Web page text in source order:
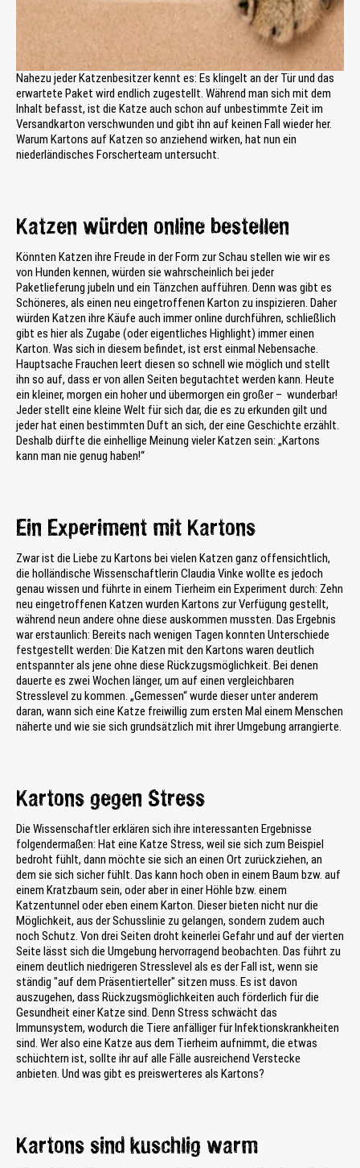
Nahezu jeder Katzenbesitzer kennt es: Es klingelt an der Tür und das
erwartete Paket wird endlich zugestellt. Während man sich mit dem
Inhalt befasst, ist die Katze auch schon auf unbestimmte Zeit im
Versandkarton verschwunden und gibt ihn auf keinen Fall wieder her.
Warum Kartons auf Katzen so anziehend wirken, hat nun ein
niederländisches Forscherteam untersucht.
Katzen würden online bestellen
Könnten Katzen ihre Freude in der Form zur Schau stellen wie wir es
von Hunden kennen, würden sie wahrscheinlich bei jeder
Paketlieferung jubeln und ein Tänzchen aufführen. Denn was gibt es
Schöneres, als einen neu eingetroffenen Karton zu inspizieren. Daher
würden Katzen ihre Käufe auch immer online durchführen, schließlich
gibt es hier als Zugabe (oder eigentliches Highlight) immer einen
Karton. Was sich in diesem befindet, ist erst einmal Nebensache.
Hauptsache Frauchen leert diesen so schnell wie möglich und stellt
ihn so auf, dass er von allen Seiten begutachtet werden kann. Heute
ein kleiner, morgen ein hoher und übermorgen ein großer – wunderbar!
Jeder stellt eine kleine Welt für sich dar, die es zu erkunden gilt und
jeder hat einen bestimmten Duft an sich, der eine Geschichte erzählt.
Deshalb dürfte die einhellige Meinung vieler Katzen sein: „Kartons
kann man nie genug haben!“
Ein Experiment mit Kartons
Zwar ist die Liebe zu Kartons bei vielen Katzen ganz offensichtlich,
die holländische Wissenschaftlerin Claudia Vinke wollte es jedoch
genau wissen und führte in einem Tierheim ein Experiment durch: Zehn
neu eingetroffenen Katzen wurden Kartons zur Verfügung gestellt,
während neun andere ohne diese auskommen mussten. Das Ergebnis
war erstaunlich: Bereits nach wenigen Tagen konnten Unterschiede
festgestellt werden: Die Katzen mit den Kartons waren deutlich
entspannter als jene ohne diese Rückzugsmöglichkeit. Bei denen
dauerte es zwei Wochen länger, um auf einen vergleichbaren
Stresslevel zu kommen. „Gemessen“ wurde dieser unter anderem
daran, wann sich eine Katze freiwillig zum ersten Mal einem Menschen
näherte und wie sie sich grundsätzlich mit ihrer Umgebung arrangierte.
Kartons gegen Stress
Die Wissenschaftler erklären sich ihre interessanten Ergebnisse
folgendermaßen: Hat eine Katze Stress, weil sie sich zum Beispiel
bedroht fühlt, dann möchte sie sich an einen Ort zurückziehen, an
dem sie sich sicher fühlt. Das kann hoch oben in einem Baum bzw. auf
einem Kratzbaum sein, oder aber in einer Höhle bzw. einem
Katzentunnel oder eben einem Karton. Dieser bieten nicht nur die
Möglichkeit, aus der Schusslinie zu gelangen, sondern zudem auch
noch Schutz. Von drei Seiten droht keinerlei Gefahr und auf der vierten
Seite lässt sich die Umgebung hervorragend beobachten. Das führt zu
einem deutlich niedrigeren Stresslevel als es der Fall ist, wenn sie
ständig "auf dem Präsentierteller" sitzen muss. Es ist davon
auszugehen, dass Rückzugsmöglichkeiten auch förderlich für die
Gesundheit einer Katze sind. Denn Stress schwächt das
Immunsystem, wodurch die Tiere anfälliger für Infektionskrankheiten
sind. Wer also eine Katze aus dem Tierheim aufnimmt, die etwas
schüchtern ist, sollte ihr auf alle Fälle ausreichend Verstecke
anbieten. Und was gibt es preiswerteres als Kartons?
Kartons sind kuschlig warm